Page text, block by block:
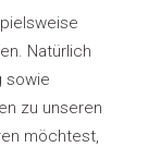
Natürlich
sowie
zu unseren
möchtest,